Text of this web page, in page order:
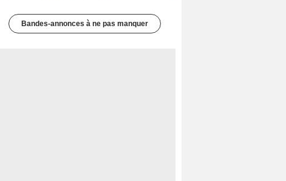
Bandes-annonces à ne pas manquer